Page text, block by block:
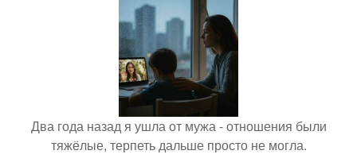
Два года назад я ушла от мужа - отношения были
тяжёлые, терпеть дальше просто не могла.